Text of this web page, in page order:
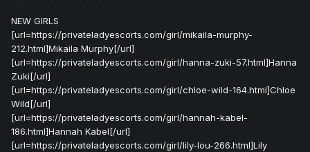
NEW GIRLS
[url=https://privateladyescorts.com/girl/mikaila-murphy-
212.html]Mikaila Murphy[/url]
[url=https://privateladyescorts.com/girl/hanna-zuki-57.html]Hanna
Zuki[/url]
[url=https://privateladyescorts.com/girl/chloe-wild-164.html]Chloe
Wild[/url]
[url=https://privateladyescorts.com/girl/hannah-kabel-
186.html]Hannah Kabel[/url]
[url=https://privateladyescorts.com/girl/lily-lou-266.html]Lily